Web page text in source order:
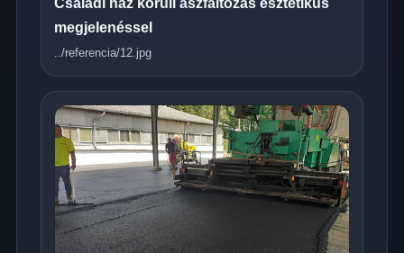
Családi ház körüli aszfaltozás esztétikus
megjelenéssel
../referencia/12.jpg